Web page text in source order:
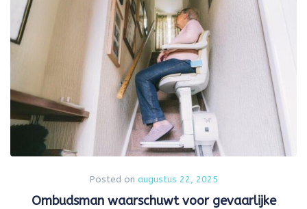
Posted on augustus 22, 2025
Ombudsman waarschuwt voor gevaarlijke